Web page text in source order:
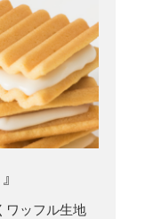
ワッフル生地